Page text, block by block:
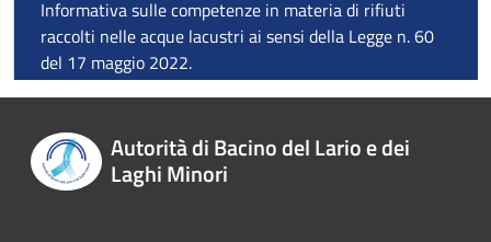
Informativa sulle competenze in materia di rifiuti
raccolti nelle acque lacustri ai sensi della Legge n. 60
del 17 maggio 2022.
Autorità di Bacino del Lario e dei
Laghi Minori